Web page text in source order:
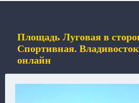
Площадь Луговая в
Спортивная.
онлайн